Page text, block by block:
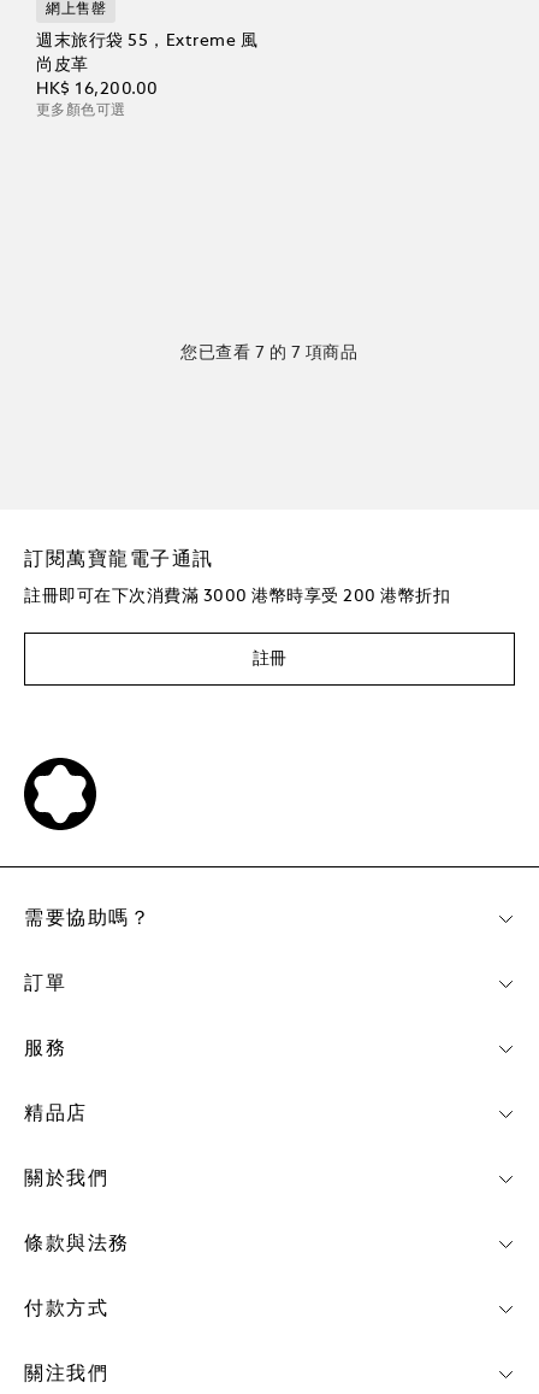
網上售罄
週末旅行袋 55，Extreme 風
尚皮革
HK$ 16,200.00
更多顏色可選
您已查看 7 的 7 項商品
訂閱萬寶龍電子通訊
註冊即可在下次消費滿 3000 港幣時享受 200 港幣折扣
註冊
付款方式
關注我們
需要協助嗎？
訂單
服務
精品店
關於我們
條款與法務